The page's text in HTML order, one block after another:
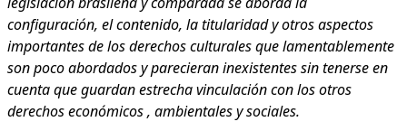
configuración, el contenido, la titularidad y otros aspectos
importantes de los derechos culturales que lamentablemente
son poco abordados y parecieran inexistentes sin tenerse en
cuenta que guardan estrecha vinculación con los otros
derechos económicos , ambientales y sociales.